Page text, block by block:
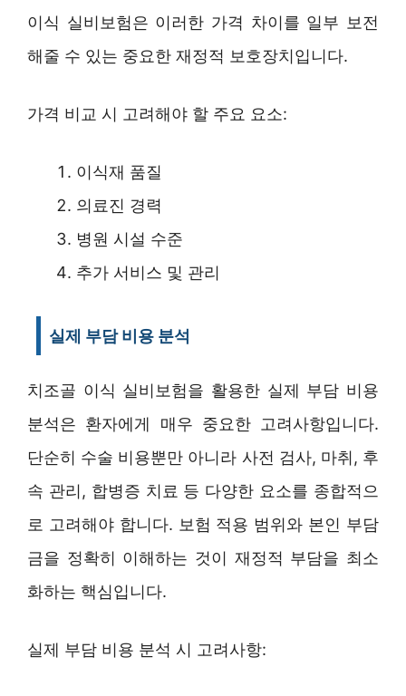
이식 실비보험은 이러한 가격 차이를 일부 보전
해줄 수 있는 중요한 재정적 보호장치입니다.
가격 비교 시 고려해야 할 주요 요소:
이식재 품질
의료진 경력
병원 시설 수준
추가 서비스 및 관리
실제 부담 비용 분석
치조골 이식 실비보험을 활용한 실제 부담 비용
분석은 환자에게 매우 중요한 고려사항입니다.
단순히 수술 비용뿐만 아니라 사전 검사, 마취, 후
속 관리, 합병증 치료 등 다양한 요소를 종합적으
로 고려해야 합니다. 보험 적용 범위와 본인 부담
금을 정확히 이해하는 것이 재정적 부담을 최소
화하는 핵심입니다.
실제 부담 비용 분석 시 고려사항: